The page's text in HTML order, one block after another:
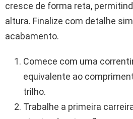
cresce de forma reta,
altura. Finalize com detalhe
acabamento.
Comece com uma
equivalente ao
trilho.
Trabalhe a primeira